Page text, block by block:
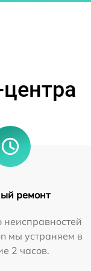
ремонт
неисправностей
мы устраняем в
2 часов.